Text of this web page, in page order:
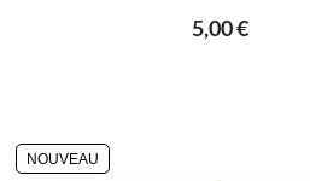
5,00 €
NOUVEAU